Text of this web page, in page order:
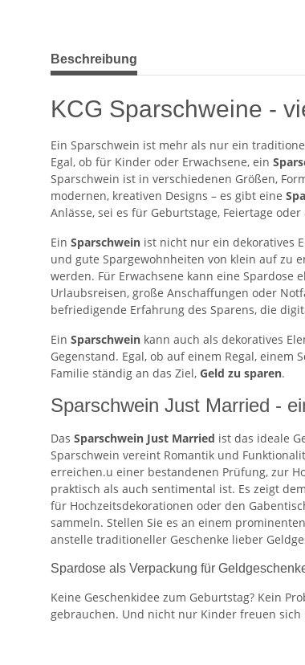
weitere Registerkarten anzeigen
Beschreibung
KCG Sparschweine -
Ein Sparschwein ist mehr als nur ein
Egal, ob für Kinder oder Erwachsene, ein
Sparschwein ist in verschiedenen Größen,
modernen, kreativen Designs – es gibt eine
Anlässe, sei es für Geburtstage, Feiertage
Ein Sparschwein ist nicht nur ein dekoratives
und gute Spargewohnheiten von klein auf zu
werden. Für Erwachsene kann eine Spardose
Urlaubsreisen, große Anschaffungen oder
befriedigende Erfahrung des Sparens, die
Ein Sparschwein kann auch als dekoratives
Gegenstand. Egal, ob auf einem Regal,
Familie ständig an das Ziel, Geld zu sparen.
Sparschwein Just Married -
Das Sparschwein Just Married ist das ideale
Sparschwein vereint Romantik und
erreichen.u einer bestandenen Prüfung, zur
praktisch als auch sentimental ist. Es zeigt
für Hochzeitsdekorationen oder den
sammeln. Stellen Sie es an einem
anstelle traditioneller Geschenke lieber
Spardose als Verpackung für
Keine Geschenkidee zum Geburtstag? Kein
gebrauchen. Und nicht nur Kinder freuen